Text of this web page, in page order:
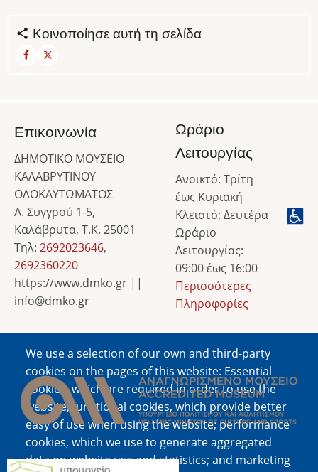
Κοινοποίησε αυτή τη σελίδα
We use a selection of our own and third-party
cookies on the pages of this website: Essential
cookies, which are required in order to use the
website; functional cookies, which provide better
easy of use when using the website; performance
cookies, which we use to generate aggregated
data on website use and statistics; and marketing
Επικοινωνία
ΔΗΜΟΤΙΚΟ ΜΟΥΣΕΙΟ
ΚΑΛΑΒΡΥΤΙΝΟΥ
ΟΛΟΚΑΥΤΩΜΑΤΟΣ
Α. Συγγρού 1-5,
Καλάβρυτα, Τ.Κ. 25001
Τηλ: 2692023646,
2692360220
https://www.dmko.gr ||
info@dmko.gr
Ωράριο
Λειτουργίας
Ανοικτό: Τρίτη
έως Κυριακή
Κλειστό: Δευτέρα
Ωράριο
Λειτουργίας:
09:00 έως 16:00
Περισσότερες
Πληροφορίες
Image
Image